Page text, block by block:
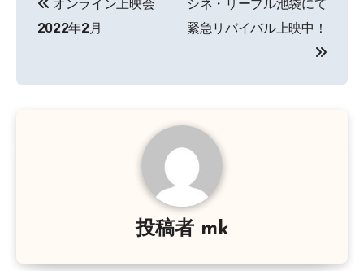
稿
ビ
オンライン上映会
2022年2月
シネ・リーブル池袋にて
緊急リバイバル上映中！
投稿者 mk